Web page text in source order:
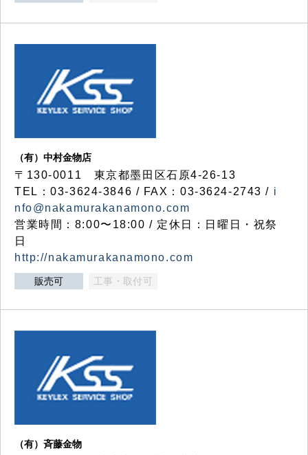
（有）中村金物店
〒130-0011 東京都墨田区石原4-26-13
TEL：03-3624-3846 / FAX：03-3624-2743 / i
nfo@nakamurakanamono.com
営業時間：8:00〜18:00 / 定休日：日曜日・祝祭
日
http://nakamurakanamono.com
販売可 工事・取付可
（有）斉藤金物